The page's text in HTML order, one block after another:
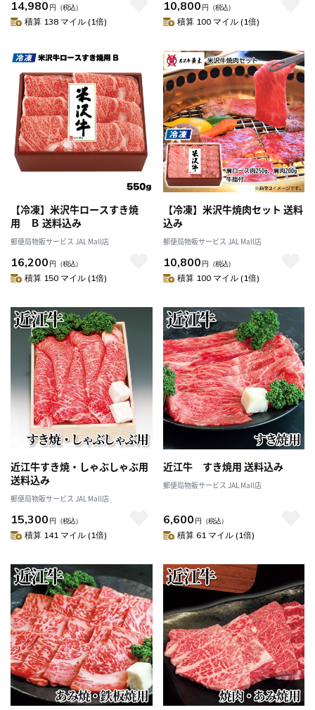
14,980 円 （税込）
積算 138 マイル (1倍)
10,800 円 （税込）
積算 100 マイル (1倍)
【冷凍】米沢牛ロースすき焼
用 Ｂ 送料込み
郵便局物販サービス JAL Mall店
16,200 円 （税込）
積算 150 マイル (1倍)
【冷凍】米沢牛焼肉セット 送料
込み
郵便局物販サービス JAL Mall店
10,800 円 （税込）
積算 100 マイル (1倍)
近江牛すき焼・しゃぶしゃぶ用
送料込み
郵便局物販サービス JAL Mall店
15,300 円 （税込）
積算 141 マイル (1倍)
近江牛 すき焼用 送料込み
郵便局物販サービス JAL Mall店
6,600 円 （税込）
積算 61 マイル (1倍)